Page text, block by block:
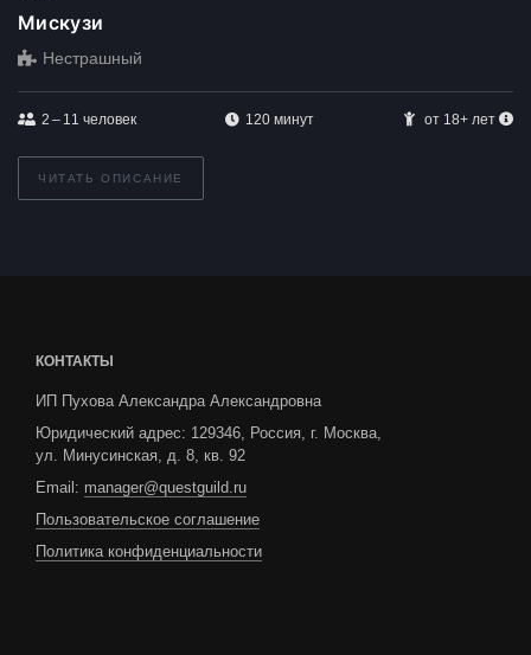
Мискузи
Нестрашный
2 – 11 человек 120 минут от 18+ лет
ЧИТАТЬ ОПИСАНИЕ
КОНТАКТЫ
ИП Пухова Александра Александровна
Юридический адрес: 129346, Россия, г. Москва,
ул. Минусинская, д. 8, кв. 92
Email: manager@questguild.ru
Пользовательское соглашение
Политика конфиденциальности